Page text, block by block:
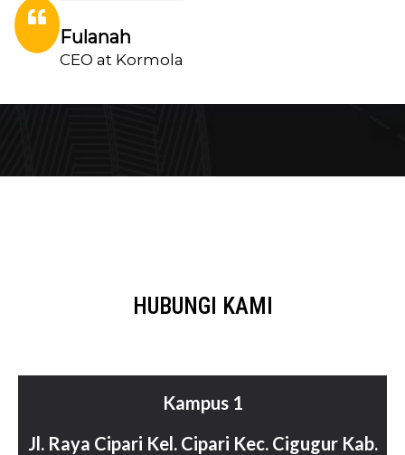
Fulanah
CEO at Kormola
HUBUNGI KAMI
Kampus 1
Jl. Raya Cipari Kel. Cipari Kec. Cigugur Kab.